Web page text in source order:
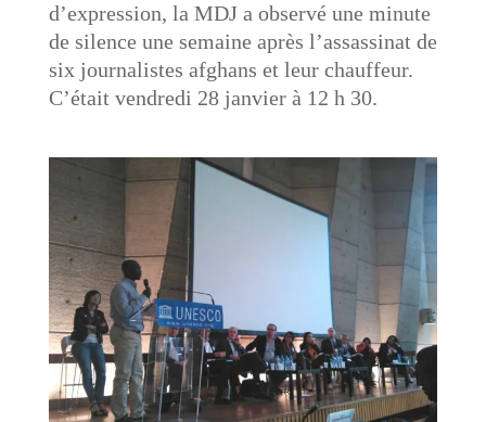
d’expression, la MDJ a observé une minute
de silence une semaine après l’assassinat de
six journalistes afghans et leur chauffeur.
C’était vendredi 28 janvier à 12 h 30.